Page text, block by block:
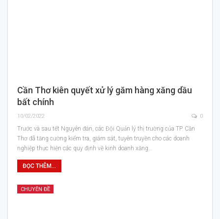
Cần Thơ kiên quyết xử lý găm hàng xăng dầu
bất chính
10/02/2022 0
Trước và sau tết Nguyên đán, các Đội Quản lý thị trường của TP. Cần
Thơ đã tăng cường kiểm tra, giám sát, tuyên truyền cho các doanh
nghiệp thực hiện các quy định về kinh doanh xăng…
ĐỌC THÊM...
CHUYÊN ĐỀ